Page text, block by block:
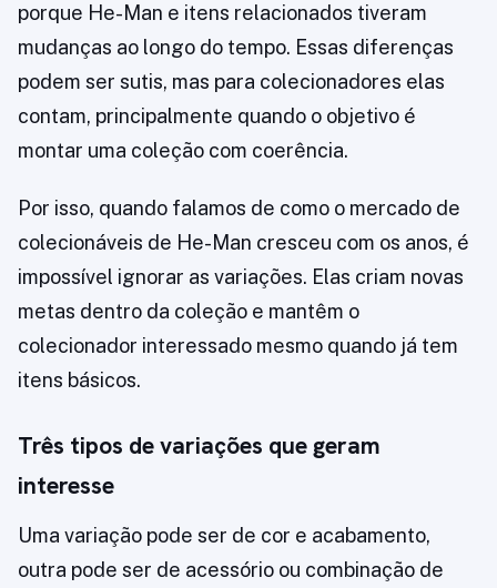
porque He-Man e itens relacionados tiveram
mudanças ao longo do tempo. Essas diferenças
podem ser sutis, mas para colecionadores elas
contam, principalmente quando o objetivo é
montar uma coleção com coerência.
Por isso, quando falamos de como o mercado de
colecionáveis de He-Man cresceu com os anos, é
impossível ignorar as variações. Elas criam novas
metas dentro da coleção e mantêm o
colecionador interessado mesmo quando já tem
itens básicos.
Três tipos de variações que geram
interesse
Uma variação pode ser de cor e acabamento,
outra pode ser de acessório ou combinação de